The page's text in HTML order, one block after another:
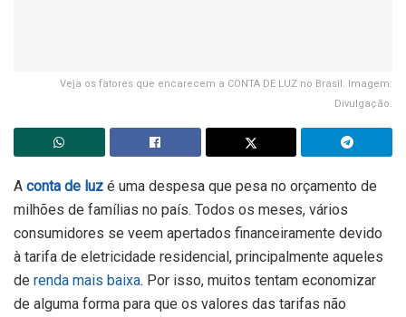
Veja os fatores que encarecem a CONTA DE LUZ no Brasil. Imagem:
Divulgação.
A conta de luz é uma despesa que pesa no orçamento de
milhões de famílias no país. Todos os meses, vários
consumidores se veem apertados financeiramente devido
à tarifa de eletricidade residencial, principalmente aqueles
de renda mais baixa. Por isso, muitos tentam economizar
de alguma forma para que os valores das tarifas não